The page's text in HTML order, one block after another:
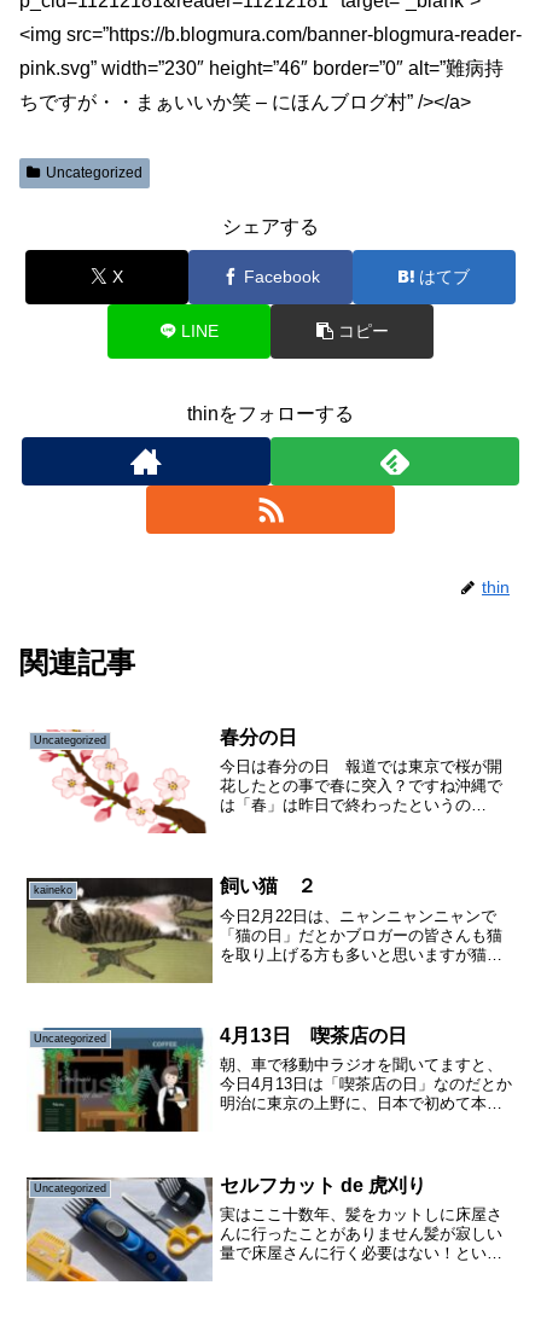
<img src=”https://b.blogmura.com/banner-blogmura-reader-
pink.svg” width=”230″ height=”46″ border=”0″ alt=”難病持
ちですが・・まぁいいか笑 – にほんブログ村” /></a>
Uncategorized
シェアする
X Facebook はてブ
LINE コピー
thinをフォローする
thin
関連記事
Uncategorized 春分の日
今日は春分の日 報道では東京で桜が開
花したとの事で春に突入？ですね沖縄で
は「春」は昨日で終わったというの
ﾟДﾟ)という感じ...
kaineko 飼い猫 ２
今日2月22日は、ニャンニャンニャンで
「猫の日」だとかブロガーの皆さんも猫
を取り上げる方も多いと思いますが猫派
盛で食っちゃね食っちゃ...
Uncategorized 4月13日 喫茶店の日
朝、車で移動中ラジオを聞いてますと、
今日4月13日は「喫茶店の日」なのだとか
明治に東京の上野に、日本で初めて本格
を書かれとても勉強に...
Uncategorized セルフカット de 虎刈り
実はここ十数年、髪をカットしに床屋さ
んに行ったことがありません髪が寂しい
量で床屋さんに行く必要はない！という